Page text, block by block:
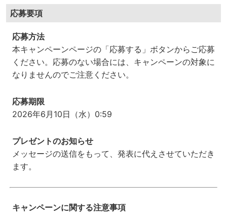
応募要項
応募方法
本キャンペーンページの「応募する」ボタンからご応募
ください。応募のない場合には、キャンペーンの対象に
なりませんのでご注意ください。
応募期限
2026年6月10日（水）0:59
プレゼントのお知らせ
メッセージの送信をもって、発表に代えさせていただき
ます。
キャンペーンに関する注意事項